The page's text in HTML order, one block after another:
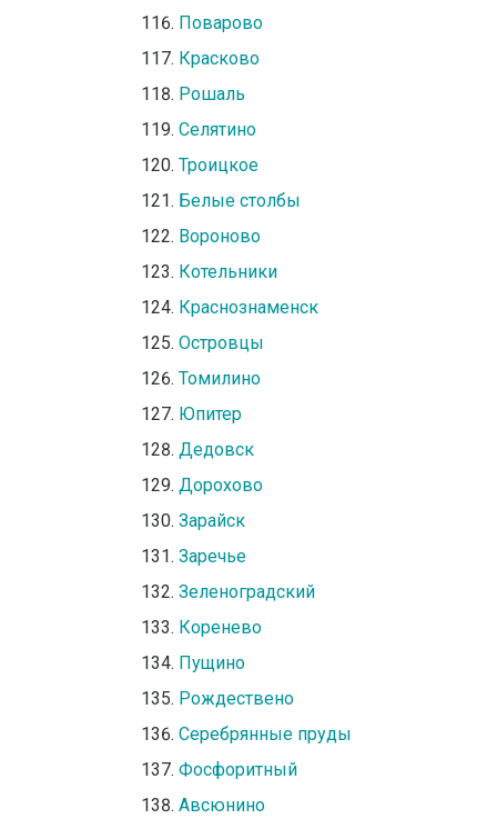
Поварово
Красково
Рошаль
Селятино
Троицкое
Белые столбы
Вороново
Котельники
Краснознаменск
Островцы
Томилино
Юпитер
Дедовск
Дорохово
Зарайск
Заречье
Зеленоградский
Коренево
Пущино
Рождествено
Серебрянные пруды
Фосфоритный
Авсюнино